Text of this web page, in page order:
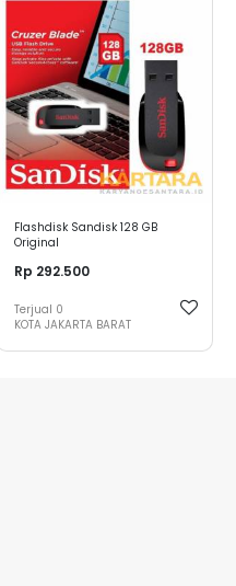
Flashdisk Sandisk 128 GB
Original
Rp 292.500
Terjual 0
KOTA JAKARTA BARAT